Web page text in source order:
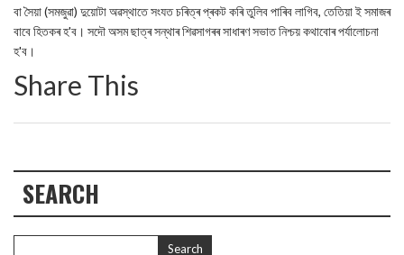
বা সৈয়া (সমজুৱা) দুয়োটা অৱস্থাতে সংযত চৰিত্ৰ প্ৰকট কৰি তুলিব পাৰিব লাগিব, তেতিয়া ই সমাজৰ
বাবে হিতকৰ হ'ব। সদৌ অসম ছাত্ৰ সন্থাৰ শিৱসাগৰৰ সাধাৰণ সভাত নিশ্চয় কথাবোৰ পৰ্যালোচনা
হ'ব।
Share This
SEARCH